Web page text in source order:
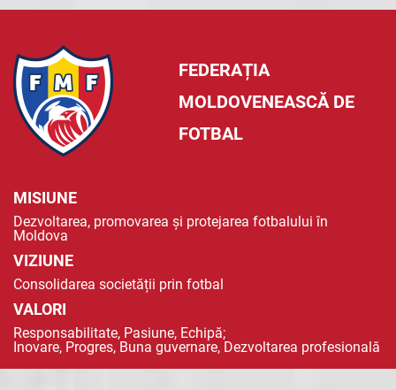
FEDERAȚIA
MOLDOVENEASCĂ DE
FOTBAL
MISIUNE
Dezvoltarea, promovarea și protejarea fotbalului în
Moldova
VIZIUNE
Consolidarea societății prin fotbal
VALORI
Responsabilitate, Pasiune, Echipă;
Inovare, Progres, Buna guvernare, Dezvoltarea profesională